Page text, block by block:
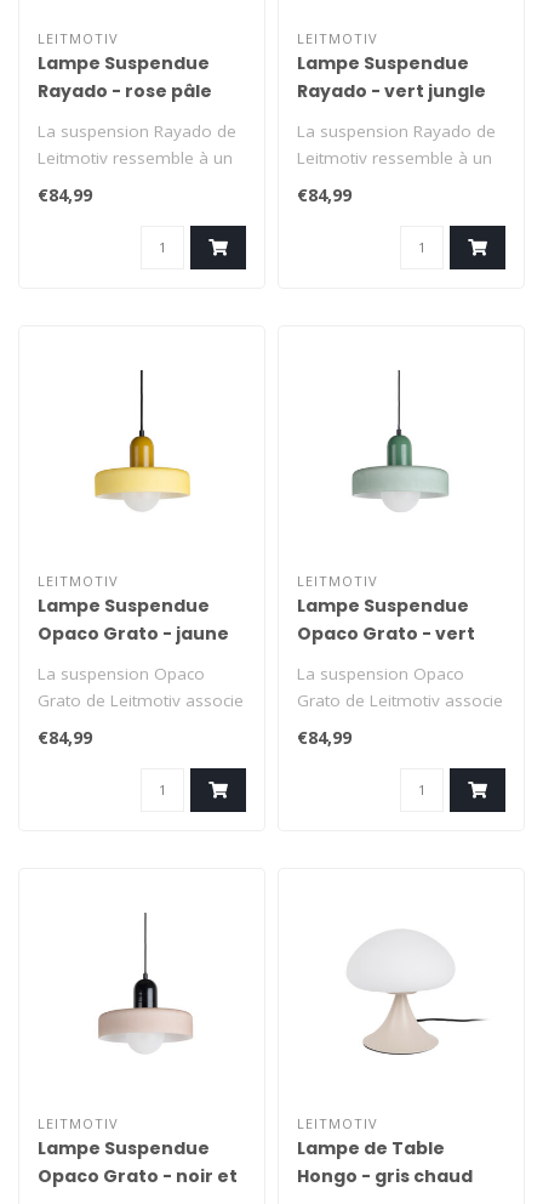
LEITMOTIV
Lampe Suspendue
Rayado - rose pâle
La suspension Rayado de
Leitmotiv ressemble à un
bonbon au caractère
graphique..
€84,99
LEITMOTIV
Lampe Suspendue
Rayado - vert jungle
La suspension Rayado de
Leitmotiv ressemble à un
bonbon au caractère
graphique..
€84,99
LEITMOTIV
Lampe Suspendue
Opaco Grato - jaune
La suspension Opaco
Grato de Leitmotiv associe
des formes douces à une
superbe ..
€84,99
LEITMOTIV
Lampe Suspendue
Opaco Grato - vert
La suspension Opaco
Grato de Leitmotiv associe
des formes douces à une
superbe ..
€84,99
LEITMOTIV
Lampe Suspendue
Opaco Grato - noir et
LEITMOTIV
Lampe de Table
Hongo - gris chaud